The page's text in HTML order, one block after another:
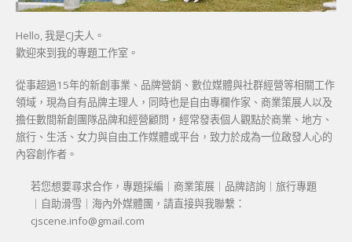
Hello, 我是CJ夫人。
歡迎來到我的專題工作室。
從事超過15年的新創事業、品牌營銷、數位媒體與社群經營等相關工作
領域，現為自有品牌主理人，同時也是自由專欄作家、商業策展人以及
擔任數間新創團隊品牌和經營顧問，經常發表個人觀點於商業、地方、
旅行、生活、女力與自由工作媒體或平台，致力於成為一位啟發人心的
內容創作者。
若您想要尋求合作，專題採編｜商業策展｜品牌諮詢｜旅行專題
｜自助滑雪｜海內外媒體團，請直接與我聯繫：
cjscene.info@gmail.com